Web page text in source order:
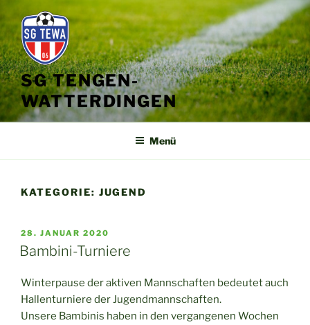
Inhalt
springen
SG TENGEN-
WATTERDINGEN
Menü
KATEGORIE: JUGEND
VERÖFFENTLICHT
AM
28. JANUAR 2020
Bambini-Turniere
Winterpause der aktiven Mannschaften bedeutet auch
Hallenturniere der Jugendmannschaften.
Unsere Bambinis haben in den vergangenen Wochen